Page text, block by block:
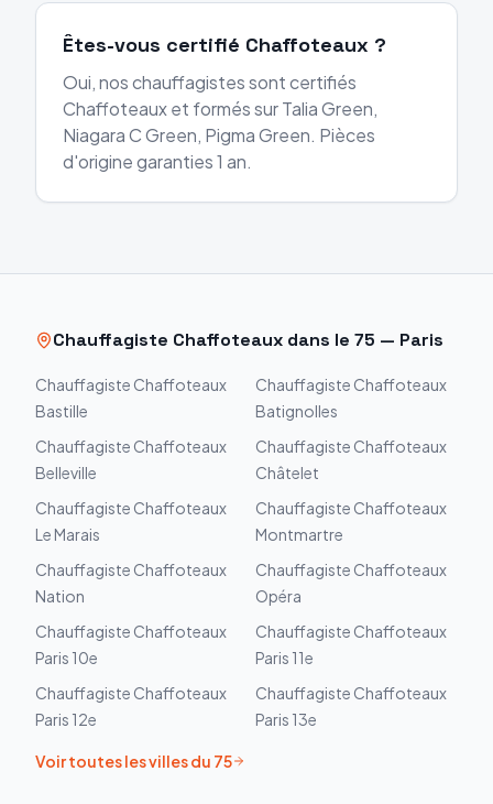
Êtes-vous certifié Chaffoteaux ?
Oui, nos chauffagistes sont certifiés
Chaffoteaux et formés sur Talia Green,
Niagara C Green, Pigma Green. Pièces
d'origine garanties 1 an.
Chauffagiste Chaffoteaux dans le 75 — Paris
Chauffagiste Chaffoteaux
Bastille
Chauffagiste Chaffoteaux
Batignolles
Chauffagiste Chaffoteaux
Belleville
Chauffagiste Chaffoteaux
Châtelet
Chauffagiste Chaffoteaux
Le Marais
Chauffagiste Chaffoteaux
Montmartre
Chauffagiste Chaffoteaux
Nation
Chauffagiste Chaffoteaux
Opéra
Chauffagiste Chaffoteaux
Paris 10e
Chauffagiste Chaffoteaux
Paris 11e
Chauffagiste Chaffoteaux
Paris 12e
Chauffagiste Chaffoteaux
Paris 13e
Voir toutes les villes du 75